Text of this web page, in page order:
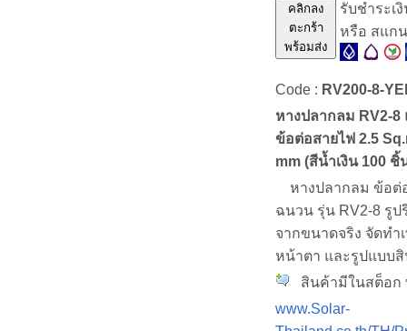
คลิกลง
ตะกร้า
พร้อมส่ง
รับชำระเ
หรือ สแก
Code : RV200-8-
หางปลากลม RV2-
ข้อต่อสายไฟ 2.5
mm (สีน้ำเงิน 100 ชิ้
หางปลากลม ข้อต่
ฉนวน รุ่น RV2-8 รูป
จากขนาดจริง จัดทำ
หน้าตา และรูปแบบ
สินค้ามีในสต็อก
www.Solar-